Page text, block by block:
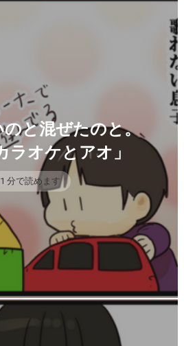
のと混ぜたのと。
ラオケとアオ」
1 分で読めます